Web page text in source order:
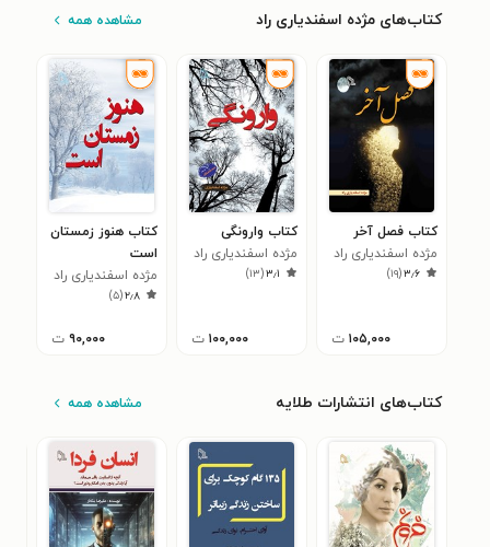
کتاب‌های مژده اسفندیاری راد مشاهده همه
کتاب فصل آخر
مژده اسفندیاری راد
۳٫۶(۱۹)
۱۰۵,۰۰۰ ت
کتاب وارونگی
مژده اسفندیاری راد
۳٫۱(۱۳)
۱۰۰,۰۰۰ ت
کتاب هنوز زمستان
است
مژده اسفندیاری راد
۲٫۸(۵)
۹۰,۰۰۰ ت
کتاب‌های انتشارات طلایه مشاهده همه